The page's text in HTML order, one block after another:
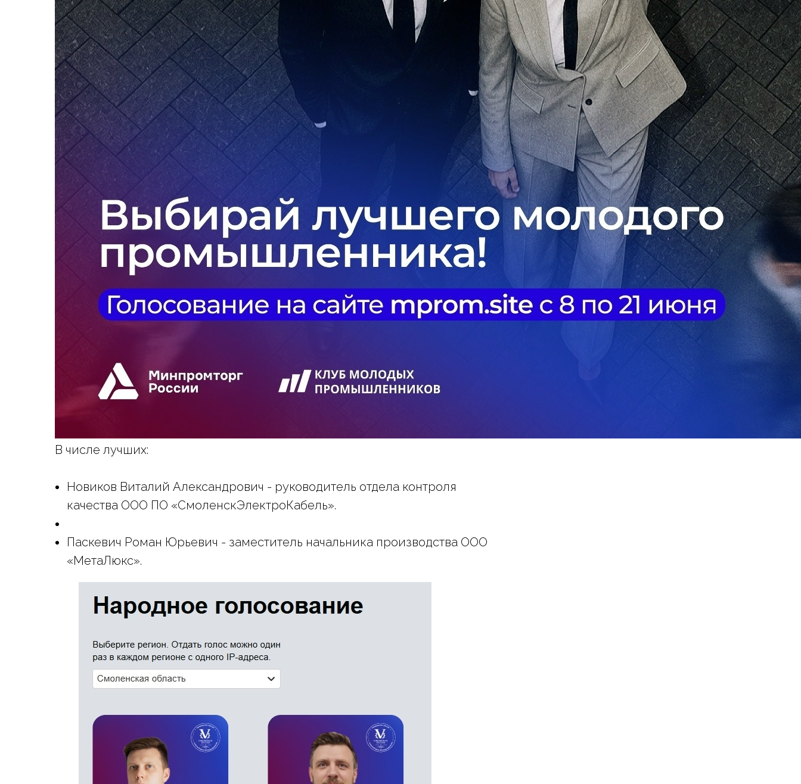
В числе лучших:
Новиков Виталий Александрович - руководитель отдела контроля
качества ООО ПО «СмоленскЭлектроКабель».
Паскевич Роман Юрьевич - заместитель начальника производства ООО
«МетаЛюкс».